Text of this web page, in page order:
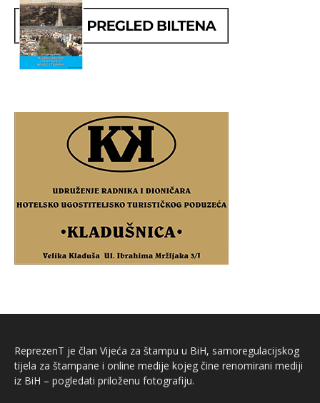
ReprezenT je član Vijeća za štampu u BiH, samoregulacijskog
tijela za štampane i online medije kojeg čine renomirani mediji
iz BiH – pogledati priloženu fotografiju.